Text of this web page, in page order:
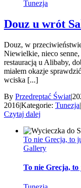
Tunezja
Douz u wrót
Douz, w
Niewielkie, nieco
restauracją u Alibaby,
miałem okazje
wciska [...]
By Przedreptać Świat|
2016|Kategorie: Tunezja|
Czytaj dalej
To nie Grecja, to
Gallery
To nie Grecja,